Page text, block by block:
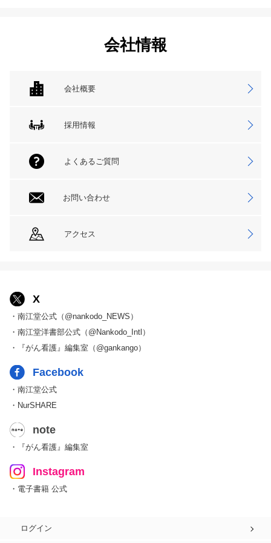
会社情報
会社概要
採用情報
よくあるご質問
お問い合わせ
アクセス
X
・南江堂公式（@nankodo_NEWS）
・南江堂洋書部公式（@Nankodo_Intl）
・『がん看護』編集室（@gankango）
Facebook
・南江堂公式
・NurSHARE
note
・『がん看護』編集室
Instagram
・電子書籍 公式
ログイン